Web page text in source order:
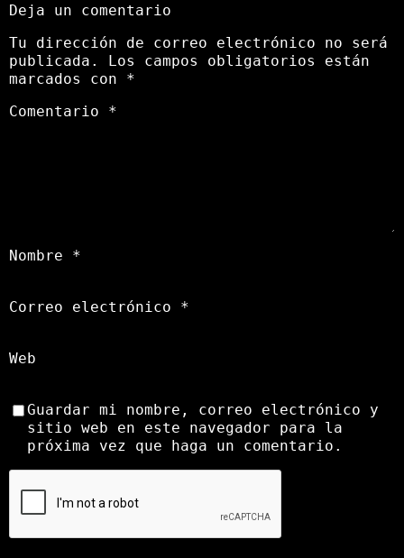
Deja un comentario
Tu dirección de correo electrónico no será
publicada.
Los campos obligatorios están
marcados con *
Comentario *
Nombre *
Correo electrónico *
Web
Guardar mi nombre, correo electrónico y
sitio web en este navegador para la
próxima vez que haga un comentario.